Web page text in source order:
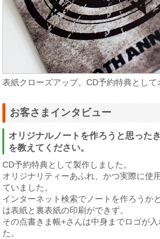
表紙クローズアップ。CD予約特典として
お客さまインタビュー
オリジナルノートを作ろうと思った
を教えてください。
CD予約特典として製作しました。
オリジナリティーあふれ、かつ実際に使
ていました。
インターネット検索でノートを作ろうか
は表紙と裏表紙の印刷ができず。
その点書きま帳+さんは中身までロゴが
た。